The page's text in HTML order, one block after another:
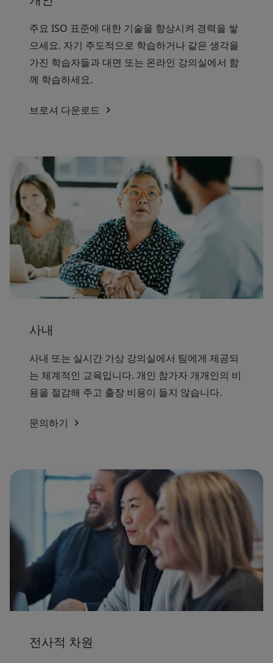
주요 ISO 표준에 대한 기술을 향상시켜 경력을 쌓
으세요. 자기 주도적으로 학습하거나 같은 생각을
가진 학습자들과 대면 또는 온라인 강의실에서 함
께 학습하세요.
브로셔 다운로드
사내
사내 또는 실시간 가상 강의실에서 팀에게 제공되
는 체계적인 교육입니다. 개인 참가자 개개인의 비
용을 절감해 주고 출장 비용이 들지 않습니다.
문의하기
전사적 차원